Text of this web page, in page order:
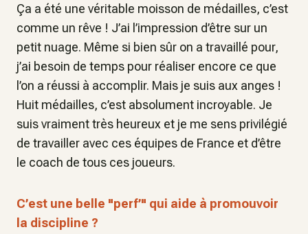
Ça a été une véritable moisson de médailles, c’est
comme un rêve ! J’ai l’impression d’être sur un
petit nuage. Même si bien sûr on a travaillé pour,
j’ai besoin de temps pour réaliser encore ce que
l’on a réussi à accomplir. Mais je suis aux anges !
Huit médailles, c’est absolument incroyable. Je
suis vraiment très heureux et je me sens privilégié
de travailler avec ces équipes de France et d’être
le coach de tous ces joueurs.
C’est une belle "perf’" qui aide à promouvoir
la discipline ?